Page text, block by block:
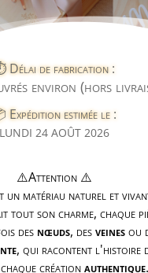
Délai de fabrication :
environ (hors
Expédition estimée le :
LUNDI 24 AOÛT 2026
⚠️Attention ⚠️
un matériau naturel et
tout son charme, chaque
des nœuds, desveinesou
, qui racontent l'histoire
créationauthentique.